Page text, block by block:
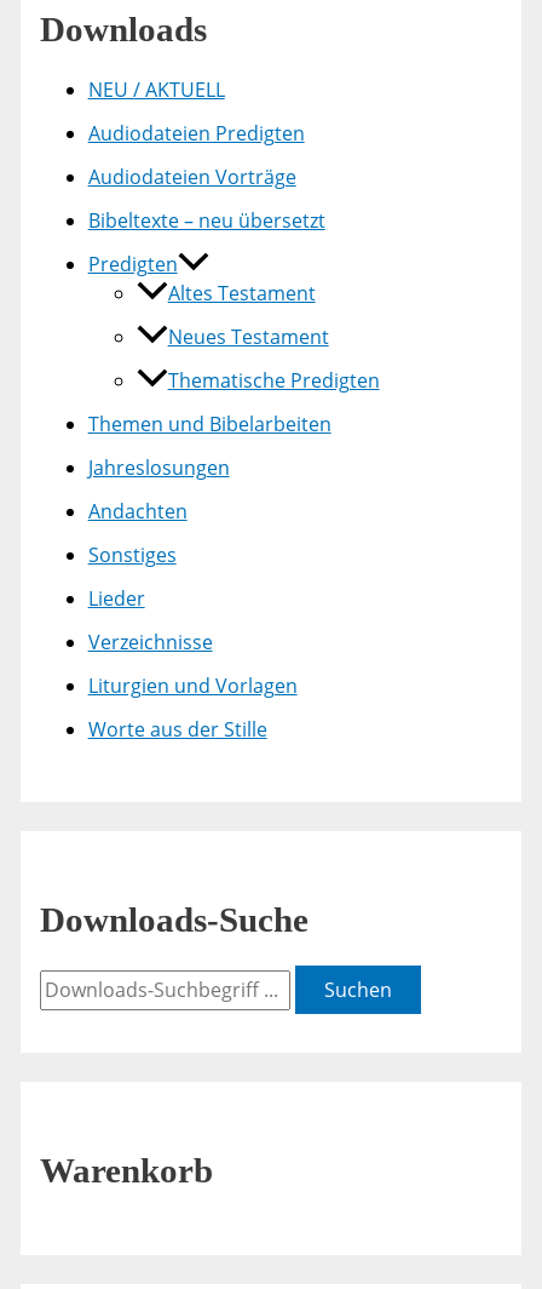
Downloads
NEU / AKTUELL
Audiodateien Predigten
Audiodateien Vorträge
Bibeltexte – neu übersetzt
Predigten
Altes Testament
Neues Testament
Thematische Predigten
Themen und Bibelarbeiten
Jahreslosungen
Andachten
Sonstiges
Lieder
Verzeichnisse
Liturgien und Vorlagen
Worte aus der Stille
Downloads-Suche
Suchen
Warenkorb